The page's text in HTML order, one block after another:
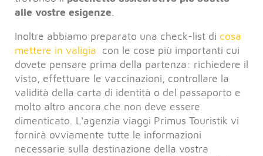
alle vostre esigenze
Inoltre abbiamo preparato una check-list di cosa
mettere in valigia con le cose più importanti cui
dovete pensare prima della partenza: richiedere il
visto, effettuare le vaccinazioni, controllare la
validità della carta di identità o del passaporto e
molto altro ancora che non deve essere
dimenticato. L'agenzia viaggi Primus Touristik vi
fornirà ovviamente tutte le informazioni
necessarie sulla destinazione della vostra